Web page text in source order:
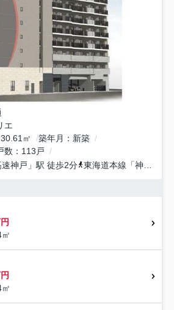
エ
㎡ 築年月
新築
数
113戸
速神戸 」駅 徒歩2分 東海道本線 「神戸